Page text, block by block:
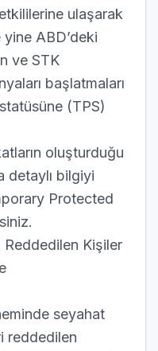
ulaşarak
ABD’deki
ve STK
başlatmaları
(TPS)
oluşturduğu
detaylı bilgiyi
Protected
Kişiler
seyahat
reddedilen